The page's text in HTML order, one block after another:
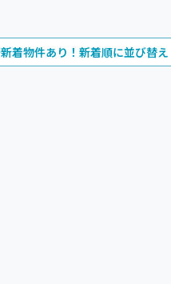
新着物件あり！新着順に並び替え